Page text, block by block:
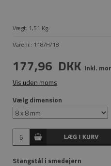
Vægt: 1,51 Kg.
Varenr.: 118/H/18
177,96 DKK Inkl.
Vis uden moms
Vælg dimension
Stangstål i smedejern